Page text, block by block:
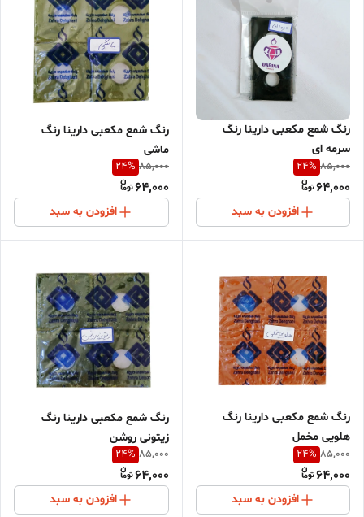
رنگ شمع مکعبی دارینا رنگ
سرمه ای
85,000
24%
64,000
افزودن به سبد
رنگ شمع مکعبی دارینا رنگ
ماشی
85,000
24%
64,000
افزودن به سبد
رنگ شمع مکعبی دارینا رنگ
هلویی مخمل
85,000
24%
64,000
افزودن به سبد
رنگ شمع مکعبی دارینا رنگ
زیتونی روشن
85,000
24%
64,000
افزودن به سبد